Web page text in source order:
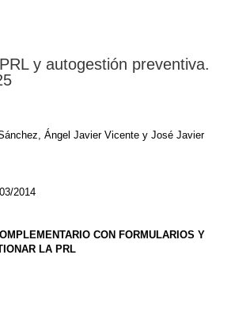
y autogestión preventiva.
Ángel Javier Vicente y José Javier
2014
CON FORMULARIOS Y
LA PRL